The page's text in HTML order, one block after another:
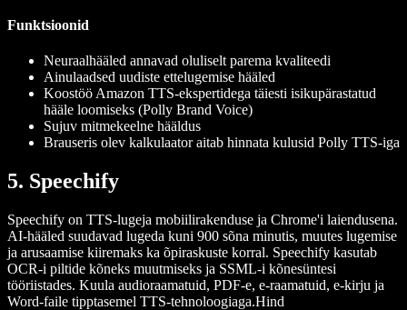
Funktsioonid
Neuraalhääled annavad oluliselt parema kvaliteedi
Ainulaadsed uudiste ettelugemise hääled
Koostöö Amazon TTS-ekspertidega täiesti isikupärastatud
hääle loomiseks (Polly Brand Voice)
Sujuv mitmekeelne hääldus
Brauseris olev kalkulaator aitab hinnata kulusid Polly TTS-iga
5. Speechify
Speechify on TTS-lugeja mobiilirakenduse ja Chrome'i laiendusena.
AI-hääled suudavad lugeda kuni 900 sõna minutis, muutes lugemise
ja arusaamise kiiremaks ka õpiraskuste korral. Speechify kasutab
OCR-i piltide kõneks muutmiseks ja SSML-i kõnesüntesi
tööriistades. Kuula audioraamatuid, PDF-e, e-raamatuid, e-kirju ja
Word-faile tipptasemel TTS-tehnoloogiaga.Hind